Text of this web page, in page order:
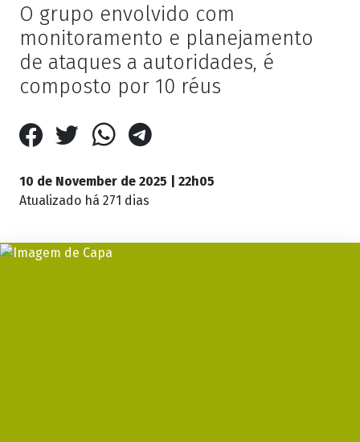
O grupo envolvido com
monitoramento e planejamento
de ataques a autoridades, é
composto por 10 réus
10 de November de 2025 | 22h05
Atualizado há 271 dias